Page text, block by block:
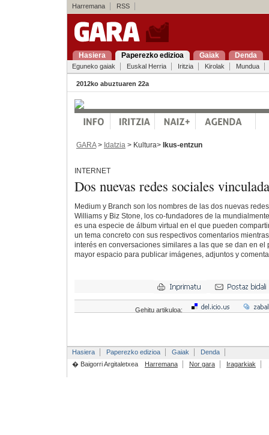
Harremana RSS
Hasiera Paperezko edizioa Gaiak Denda
Eguneko gaiak Euskal Herria Iritzia Kirolak Mundua
2012ko abuztuaren 22a
GARA> Idatzia > Kultura> Ikus-entzun
INTERNET
Dos nuevas redes sociales
Medium y Branch son los nombres de las dos nuevas
Williams y Biz Stone, los co-fundadores de la
es una especie de álbum virtual en el que pueden
un tema concreto con sus respectivos comentarios
interés en conversaciones similares a las que se dan en el
mayor espacio para publicar imágenes, adjuntos y
Gehitu artikuloa:
Hasiera Paperezko edizioa Gaiak
Denda
� Baigorri Argitaletxea
Harremana Nor gara Iragarkiak